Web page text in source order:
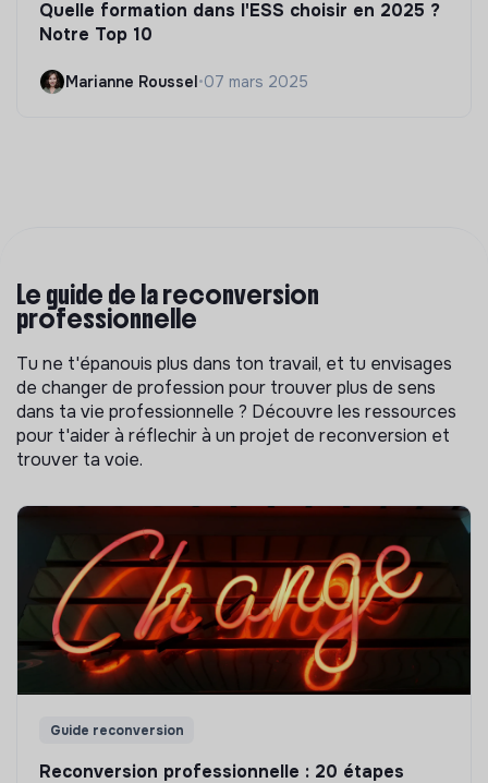
Quelle formation dans l'ESS choisir en 2025 ?
Notre Top 10
Marianne Roussel•07 mars 2025
Le guide de la reconversion
professionnelle
Tu ne t'épanouis plus dans ton travail, et tu envisages
de changer de profession pour trouver plus de sens
dans ta vie professionnelle ? Découvre les ressources
pour t'aider à réflechir à un projet de reconversion et
trouver ta voie.
Guide reconversion
Reconversion professionnelle : 20 étapes